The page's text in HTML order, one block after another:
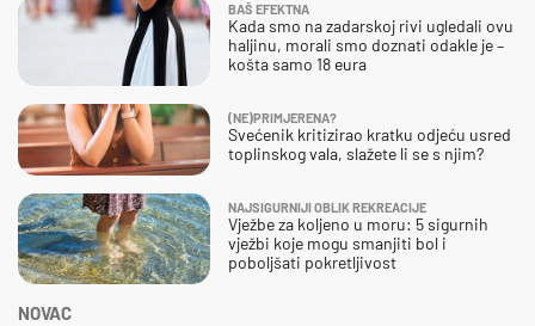
NOVAC
BAŠ EFEKTNA
Kada smo na zadarskoj rivi ugledali ovu
haljinu, morali smo doznati odakle je –
košta samo 18 eura
(NE)PRIMJERENA?
Svećenik kritizirao kratku odjeću usred
toplinskog vala, slažete li se s njim?
NAJSIGURNIJI OBLIK REKREACIJE
Vježbe za koljeno u moru: 5 sigurnih
vježbi koje mogu smanjiti bol i
poboljšati pokretljivost